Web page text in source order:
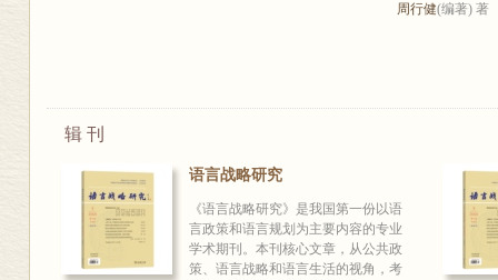
周行健(编著) 著
辑 刊
语言战略研究
《语言战略研究》是我国第一份以语
言政策和语言规划为主要内容的专业
学术期刊。本刊核心文章，从公共政
策、语言战略和语言生活的视角，考